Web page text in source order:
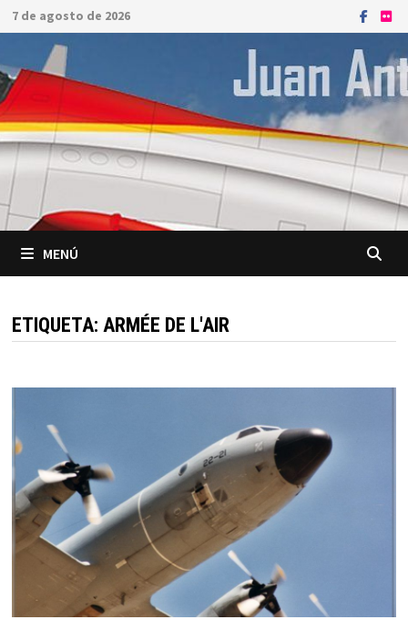
Saltar
al
contenido
7 de agosto de 2026
MENÚ
ETIQUETA: ARMÉE DE L'AIR